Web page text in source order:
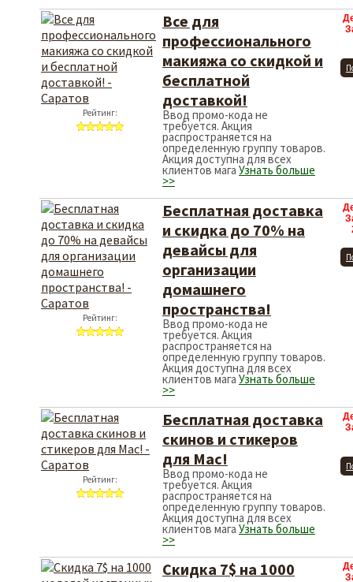
Рейтинг:
Все для
профессионального
макияжа со скидкой и
бесплатной
доставкой!
Ввод промо-кода не
требуется. Акция
распространяется на
определенную группу товаров.
Акция доступна для всех
клиентов мага Узнать больше
>>
Рейтинг:
Бесплатная доставка
и скидка до 70% на
девайсы для
организации
домашнего
пространства!
Ввод промо-кода не
требуется. Акция
распространяется на
определенную группу товаров.
Акция доступна для всех
клиентов мага Узнать больше
>>
Рейтинг:
Бесплатная доставка
скинов и стикеров
для Mac!
Ввод промо-кода не
требуется. Акция
распространяется на
определенную группу товаров.
Акция доступна для всех
клиентов мага Узнать больше
>>
Скидка 7$ на 1000